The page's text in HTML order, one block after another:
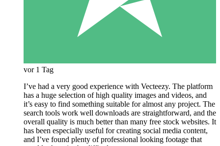
vor 1 Tag
I’ve had a very good experience with Vecteezy. The platform
has a huge selection of high quality images and videos, and
it’s easy to find something suitable for almost any project. The
search tools work well downloads are straightforward, and the
overall quality is much better than many free stock websites. It
has been especially useful for creating social media content,
and I’ve found plenty of professional looking footage that